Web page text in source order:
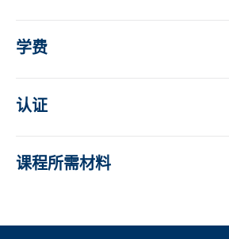
学费
认证
课程所需材料